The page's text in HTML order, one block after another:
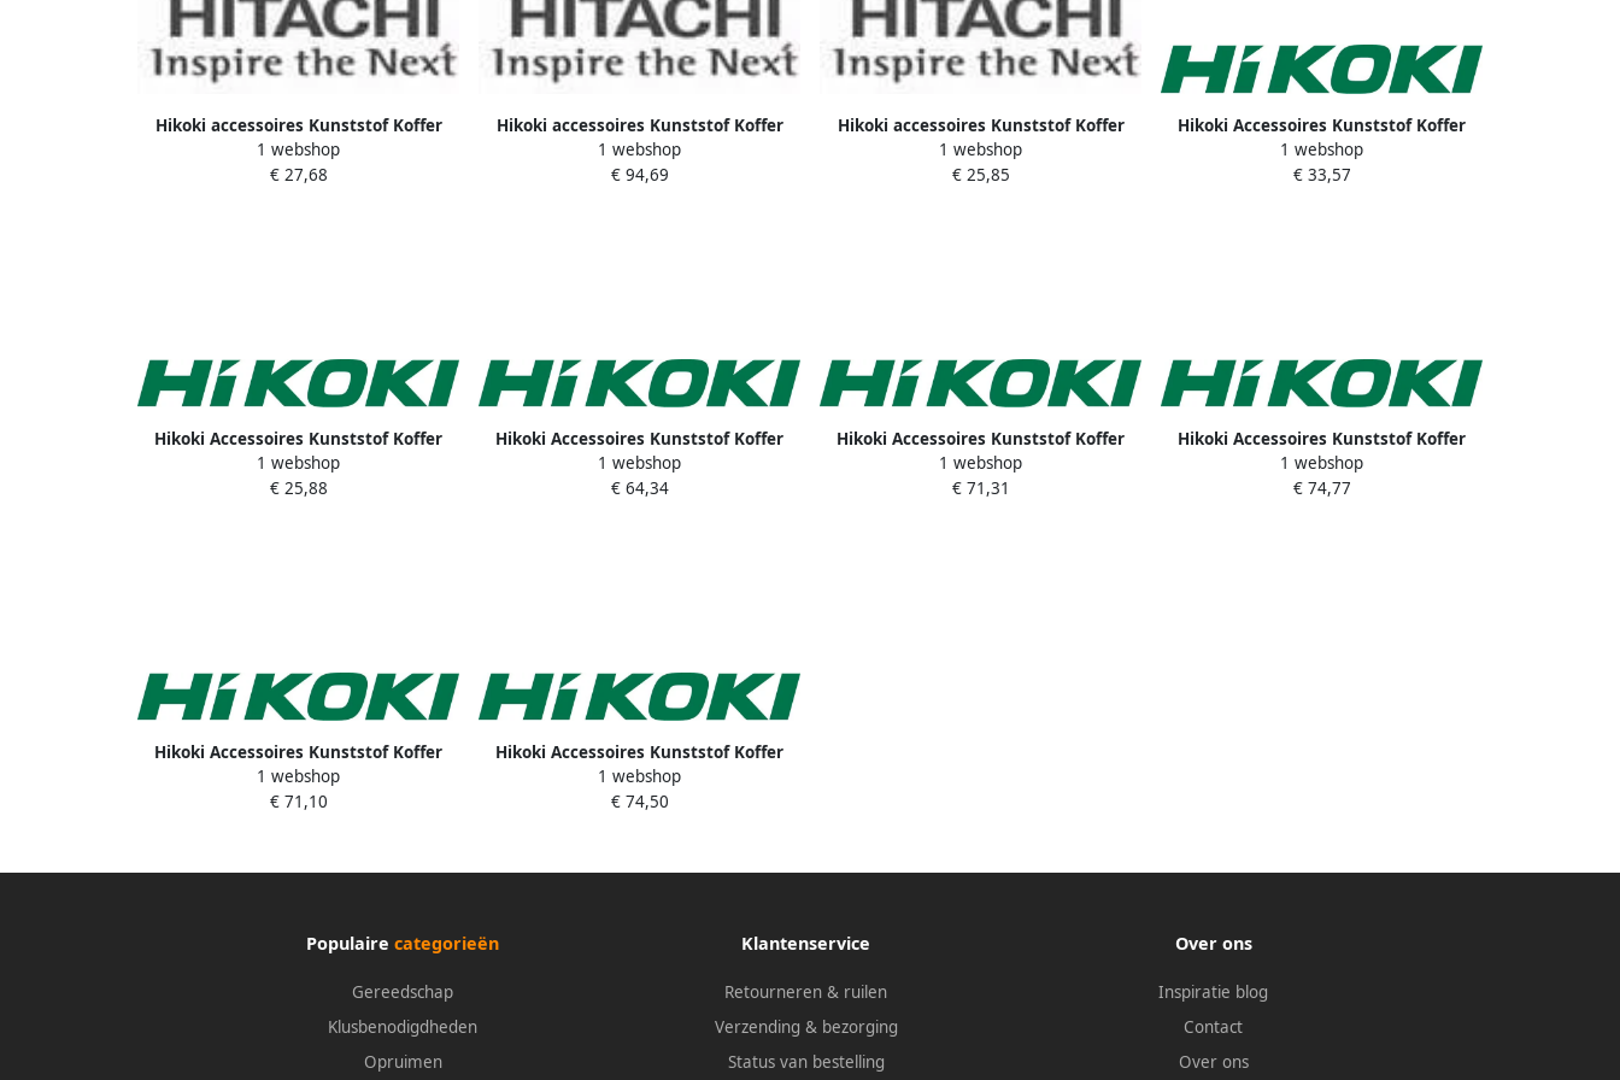
Hikoki accessoires Kunststof Koffer
(Oud 335257) 337257
1 webshop
€ 27,68
Hikoki accessoires Kunststof Koffer
Bm20Y(2) 713440
1 webshop
€ 94,69
Hikoki accessoires Kunststof Koffer
885676
1 webshop
€ 25,85
Hikoki Accessoires Kunststof Koffer
333932
1 webshop
€ 33,57
Hikoki Accessoires Kunststof Koffer
306031
1 webshop
€ 25,88
Hikoki Accessoires Kunststof Koffer
319774
1 webshop
€ 64,34
Hikoki Accessoires Kunststof Koffer
(Klein Model H45Mr) 320842
1 webshop
€ 71,31
Hikoki Accessoires Kunststof Koffer
Cj110Mv & Cj110Mva 325090
1 webshop
€ 74,77
Hikoki Accessoires Kunststof Koffer
(Oud 931561) 306854
1 webshop
€ 71,10
Hikoki Accessoires Kunststof Koffer
WF4H2 884857
1 webshop
€ 74,50
Populaire categorieën
Gereedschap
Klusbenodigdheden
Opruimen
Klantenservice
Retourneren & ruilen
Verzending & bezorging
Status van bestelling
Over ons
Inspiratie blog
Contact
Over ons